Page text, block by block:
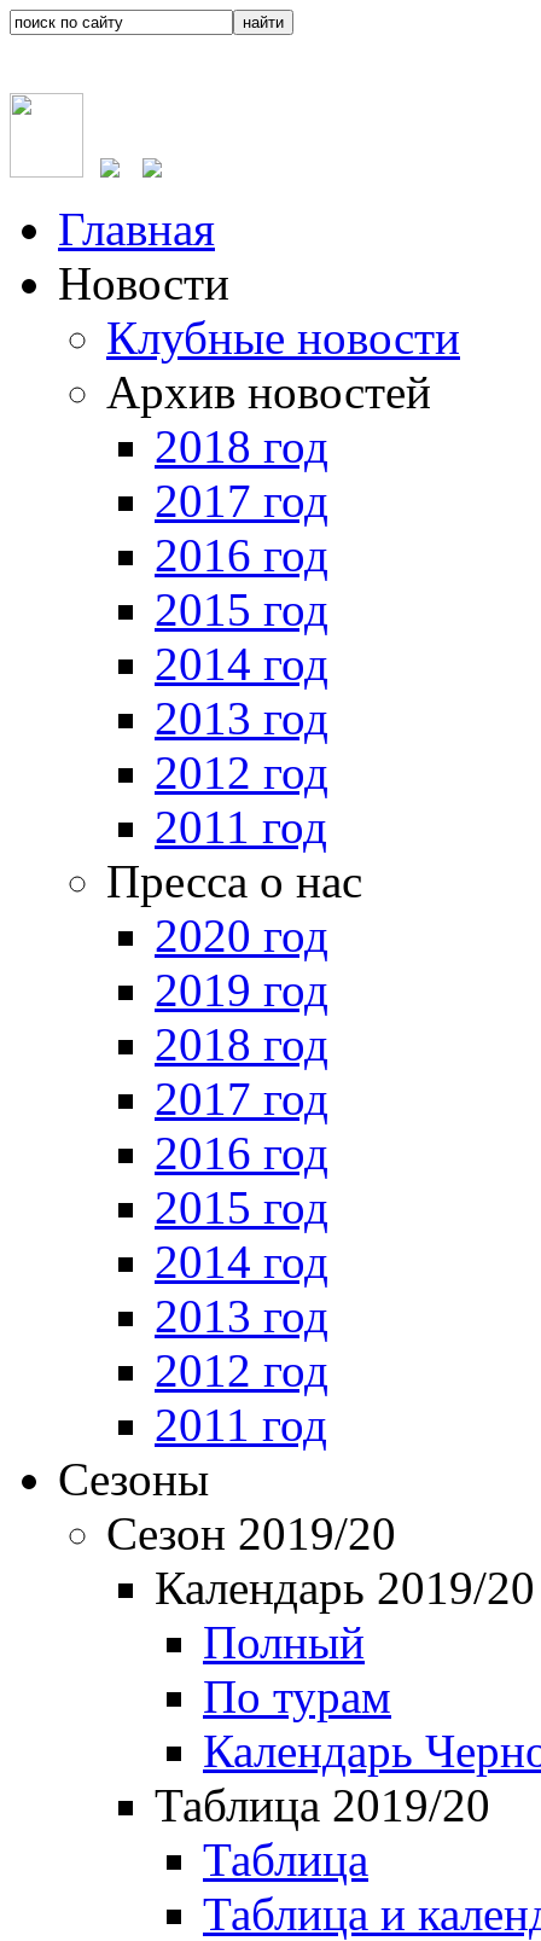
Главная
Новости
Клубные новости
Архив новостей
2018 год
2017 год
2016 год
2015 год
2014 год
2013 год
2012 год
2011 год
Пресса о нас
2020 год
2019 год
2018 год
2017 год
2016 год
2015 год
2014 год
2013 год
2012 год
2011 год
Сезоны
Сезон 2019/20
Календарь 2019/20
Полный
По турам
Календарь
Таблица 2019/20
Таблица
Таблица и